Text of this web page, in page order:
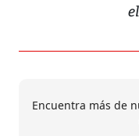
Encuentra más de